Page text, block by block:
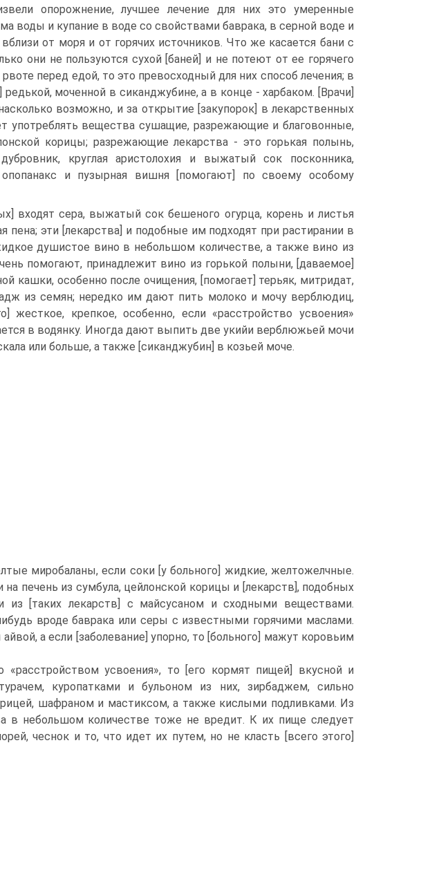
опорожнение, лучшее лечение для них это умеренные
воды и купание в воде со свойствами баврака, в серной воде и
от моря и от горячих источников. Что же касается бани с
они не пользуются сухой [баней] и не потеют от ее горячего
перед едой, то это превосходный для них способ лечения; в
моченной в сиканджубине, а в конце - харбаком. [Врачи]
возможно, и за открытие [закупорок] в лекарственных
употреблять вещества сушащие, разрежающие и благовонные,
корицы; разрежающие лекарства - это горькая полынь,
круглая аристолохия и выжатый сок посконника,
опопанакс и пузырная вишня [помогают] по своему особому
входят сера, выжатый сок бешеного огурца, корень и листья
пена; эти [лекарства] и подобные им подходят при растирании в
душистое вино в небольшом количестве, а также вино из
помогают, принадлежит вино из горькой полыни, [даваемое]
кашки, особенно после очищения, [помогает] терьяк, митридат,
из семян; нередко им дают пить молоко и мочу верблюдиц,
жесткое, крепкое, особенно, если «расстройство усвоения»
в водянку. Иногда дают выпить две укийи верблюжьей мочи
или больше, а также [сиканджубин] в козьей моче.
миробаланы, если соки [у больного] жидкие, желтожелчные.
печень из сумбула, цейлонской корицы и [лекарств], подобных
из [таких лекарств] с майсусаном и сходными веществами.
вроде баврака или серы с известными горячими маслами.
а если [заболевание] упорно, то [больного] мажут коровьим
усвоения», то [его кормят пищей] вкусной и
куропатками и бульоном из них, зирбаджем, сильно
шафраном и мастиксом, а также кислыми подливками. Из
в небольшом количестве тоже не вредит. К их пище следует
чеснок и то, что идет их путем, но не класть [всего этого]